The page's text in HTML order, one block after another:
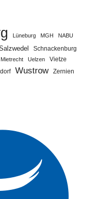
Lüneburg MGH NABU
Schnackenburg
Uelzen Vietze
Wustrow Zernien